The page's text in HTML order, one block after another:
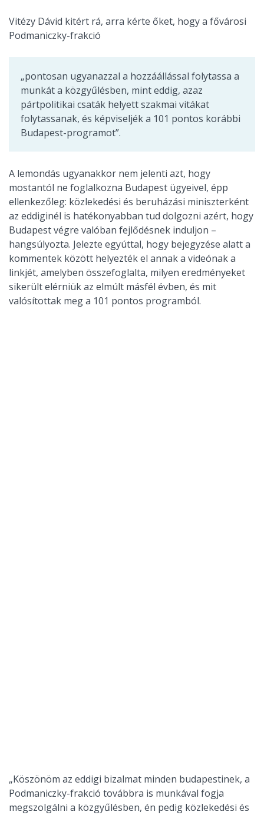
Vitézy Dávid kitért rá, arra kérte őket, hogy a fővárosi
Podmaniczky-frakció
„pontosan ugyanazzal a hozzáállással folytassa a
munkát a közgyűlésben, mint eddig, azaz
pártpolitikai csaták helyett szakmai vitákat
folytassanak, és képviseljék a 101 pontos korábbi
Budapest-programot”.
A lemondás ugyanakkor nem jelenti azt, hogy
mostantól ne foglalkozna Budapest ügyeivel, épp
ellenkezőleg: közlekedési és beruházási miniszterként
az eddiginél is hatékonyabban tud dolgozni azért, hogy
Budapest végre valóban fejlődésnek induljon –
hangsúlyozta. Jelezte egyúttal, hogy bejegyzése alatt a
kommentek között helyezték el annak a videónak a
linkjét, amelyben összefoglalta, milyen eredményeket
sikerült elérniük az elmúlt másfél évben, és mit
valósítottak meg a 101 pontos programból.
„Köszönöm az eddigi bizalmat minden budapestinek, a
Podmaniczky-frakció továbbra is munkával fogja
megszolgálni a közgyűlésben, én pedig közlekedési és